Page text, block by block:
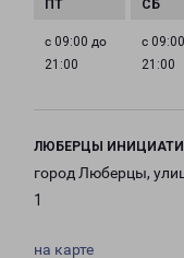
с 09:00 до
21:00
с
21:00
ЛЮБЕРЦЫ
город Люберцы,
1
на карте